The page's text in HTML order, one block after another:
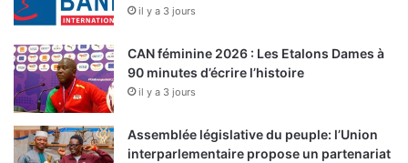
il y a 3 jours
CAN féminine 2026 : Les Etalons Dames à
90 minutes d’écrire l’histoire
il y a 3 jours
Assemblée législative du peuple: l’Union
interparlementaire propose un partenariat